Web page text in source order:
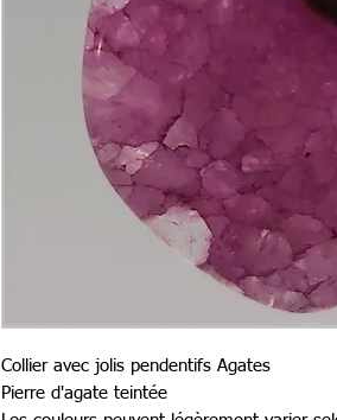
Collier avec jolis pendentifs Agates
Pierre d'agate teintée